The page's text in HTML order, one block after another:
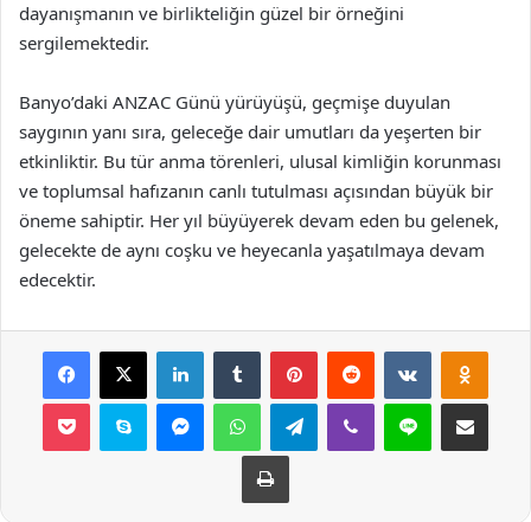
dayanışmanın ve birlikteliğin güzel bir örneğini
sergilemektedir.
Banyo’daki ANZAC Günü yürüyüşü, geçmişe duyulan
saygının yanı sıra, geleceğe dair umutları da yeşerten bir
etkinliktir. Bu tür anma törenleri, ulusal kimliğin korunması
ve toplumsal hafızanın canlı tutulması açısından büyük bir
öneme sahiptir. Her yıl büyüyerek devam eden bu gelenek,
gelecekte de aynı coşku ve heyecanla yaşatılmaya devam
edecektir.
Facebook
X LinkedInTumblr PinterestReddit VKontakte
Pocket Skype MessengerWhatsAppTelegramViber Line E-Posta ile
Yazdır